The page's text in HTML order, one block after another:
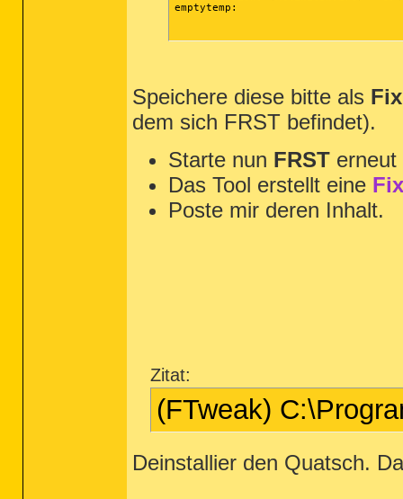
emptytemp:
Speichere diese bitte als
dem sich FRST befindet).
Starte nun FRST
Das Tool erstellt eine
Poste mir deren Inhalt.
Zitat:
(FTweak)
Deinstallier den Quatsch.